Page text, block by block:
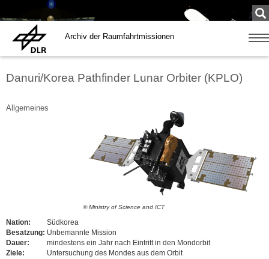
Archiv der Raumfahrtmissionen
Zeige
Danuri/Korea Pathfinder Lunar Orbiter (KPLO)
© Ministry of Science and ICT
Allgemeines
Nation:
Südkorea
Besatzung: Unbemannte Mission
Dauer:
mindestens ein Jahr nach Eintritt in den Mondorbit
Ziele:
Untersuchung des Mondes aus dem Orbit